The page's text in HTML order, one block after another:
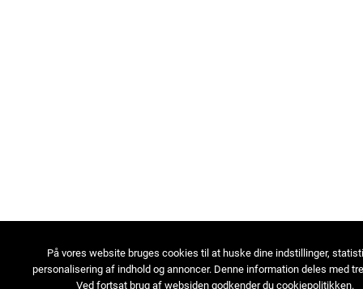
På vores website bruges cookies til at huske dine indstillinger,
personalisering af indhold og annoncer. Denne information deles med
Ved fortsat brug af websiden godkender du cookiepolitikken.